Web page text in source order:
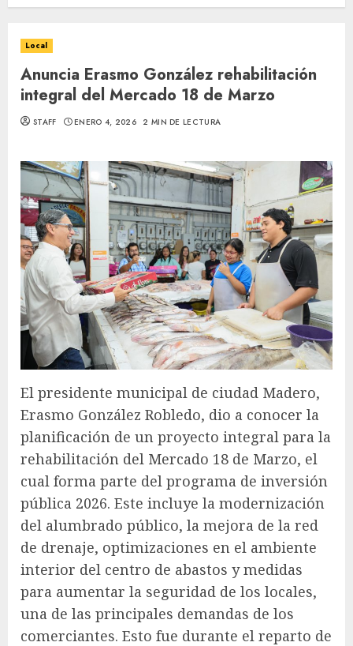
Local
Anuncia Erasmo González rehabilitación
integral del Mercado 18 de Marzo
STAFF ENERO 4, 2026 2 MIN DE LECTURA
El presidente municipal de ciudad Madero,
Erasmo González Robledo, dio a conocer la
planificación de un proyecto integral para la
rehabilitación del Mercado 18 de Marzo, el
cual forma parte del programa de inversión
pública 2026. Este incluye la modernización
del alumbrado público, la mejora de la red
de drenaje, optimizaciones en el ambiente
interior del centro de abastos y medidas
para aumentar la seguridad de los locales,
una de las principales demandas de los
comerciantes. Esto fue durante el reparto de